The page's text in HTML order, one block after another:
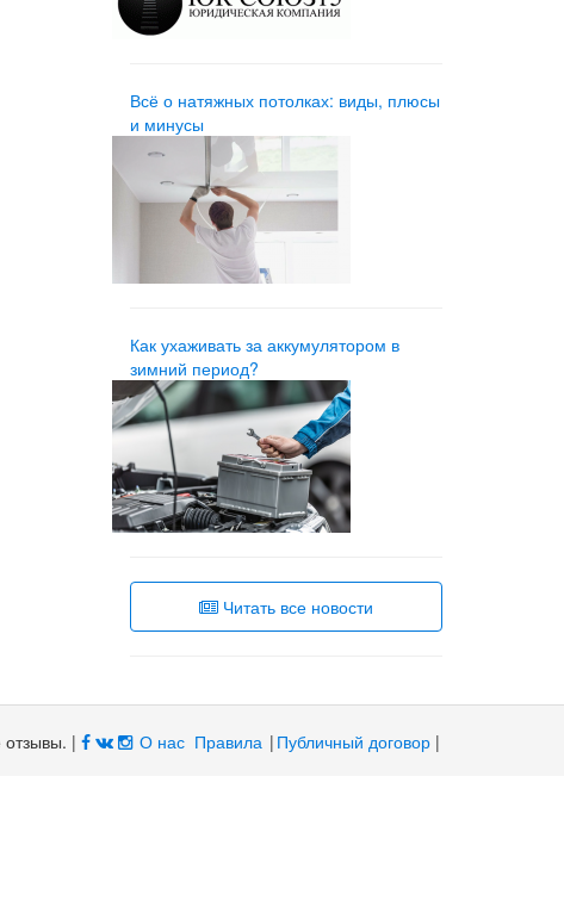
Всё о натяжных потолках: виды, плюсы
и минусы
Как ухаживать за аккумулятором в
зимний период?
Читать все новости
Публичный договор |
| О нас Правила |